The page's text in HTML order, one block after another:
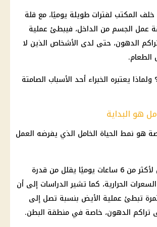
خلف المكتب لفترات طويلة يوميًا، مع قلة
عمل الجسم من الداخل، فيبطئ عملية
الدهون، حتى لدى الأشخاص الذين لا
يعتبره الخبراء أحد الأسباب الصامتة
هو البداية
هو نمط الحياة الخامل الذي يفرضه العمل
الجلوس المتواصل لأكثر من 6 ساعات يوميًا يقلل من قدرة
الحرارية، كما تشير الدراسات إلى أن
تبطئ عملية الأيض بنسبة تصل إلى